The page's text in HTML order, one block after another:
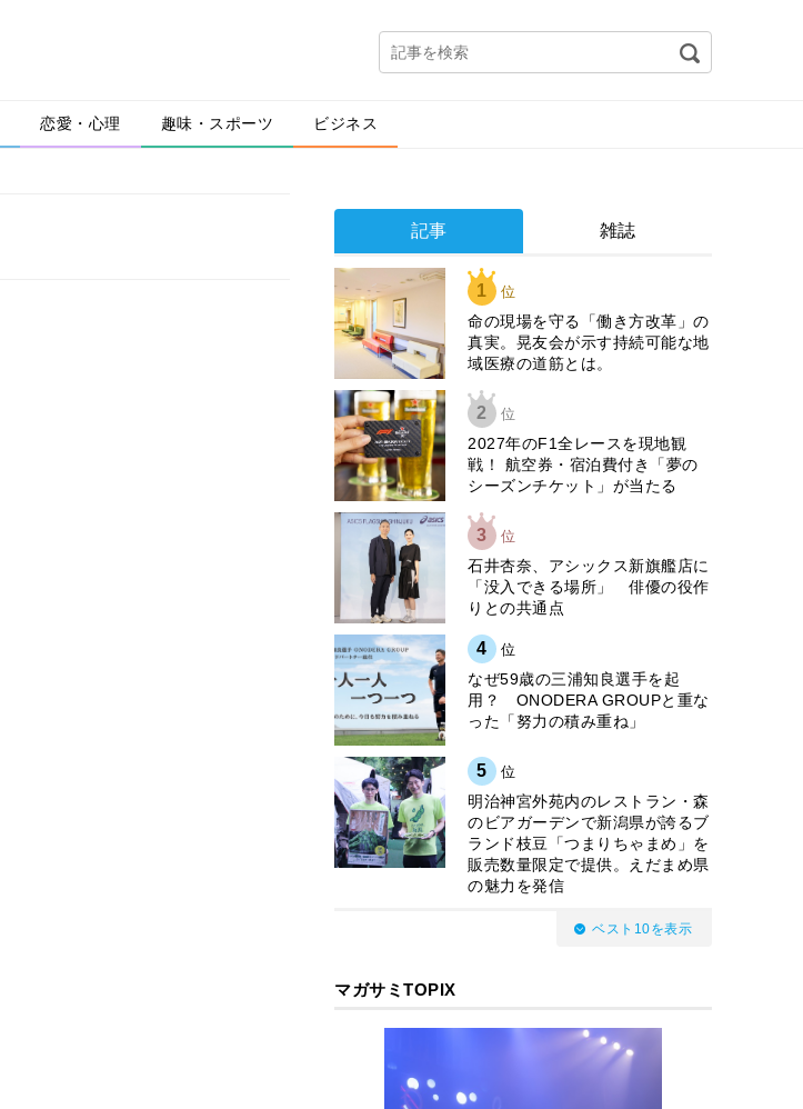
恋愛・心理 趣味・スポーツ ビジネス
記事 雑誌
1 位
​命の現場を守る「働き方改革」の
真実。晃友会が示す持続可能な地
域医療の道筋とは。
2 位
2027年のF1全レースを現地観
戦！ 航空券・宿泊費付き「夢の
シーズンチケット」が当たる
3 位
石井杏奈、アシックス新旗艦店に
「没入できる場所」 俳優の役作
りとの共通点
4 位
なぜ59歳の三浦知良選手を起
用？ ONODERA GROUPと重な
った「努力の積み重ね」
5 位
明治神宮外苑内のレストラン・森
のビアガーデンで新潟県が誇るブ
ランド枝豆「つまりちゃまめ」を
販売数量限定で提供。えだまめ県
の魅力を発信
ベスト10を表示
マガサミTOPIX